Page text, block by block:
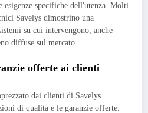
esigenze specifiche dell'utenza. Molti
Savelys dimostrino una
su cui intervengono, anche
diffuse sul mercato.
offerte ai clienti
dai clienti di Savelys
di qualità e le garanzie offerte.